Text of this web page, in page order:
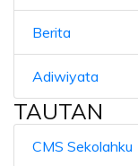
Berita
Adiwiyata
TAUTAN
CMS Sekolahku